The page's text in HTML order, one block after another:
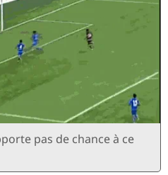
pas de chance à ce